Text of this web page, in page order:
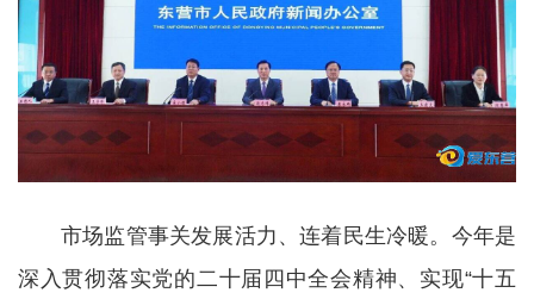
市场监管事关发展活力、连着民生冷暖。今年是
深入贯彻落实党的二十届四中全会精神、实现“十五